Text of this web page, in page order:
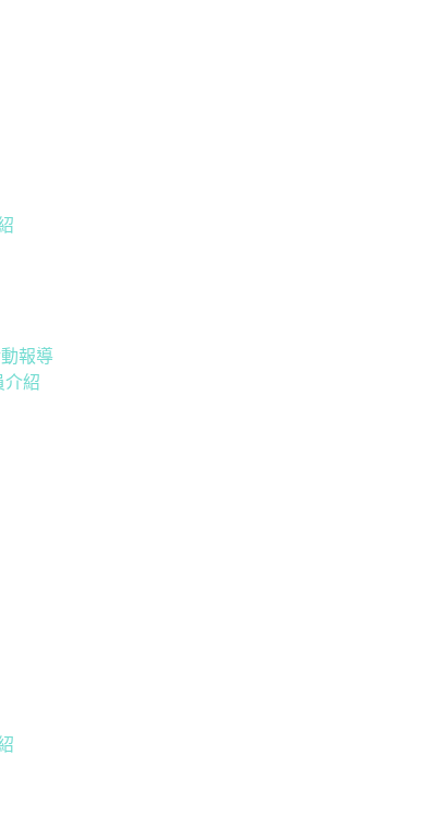
報導
介紹